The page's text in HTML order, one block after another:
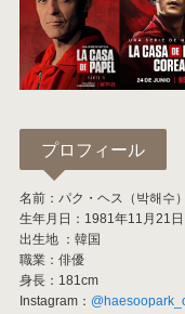
プロフィール
名前：パク・ヘス（박해수）
生年月日：1981年11月21日
出生地 ：韓国
職業：俳優
身長：181cm
Instagram：